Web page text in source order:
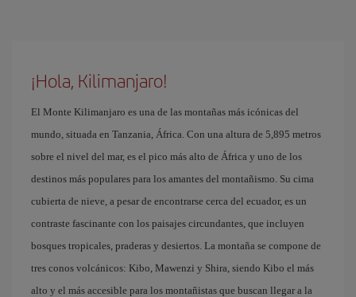
¡Hola, Kilimanjaro!
El Monte Kilimanjaro es una de las montañas más icónicas del
mundo, situada en Tanzania, África. Con una altura de 5,895 metros
sobre el nivel del mar, es el pico más alto de África y uno de los
destinos más populares para los amantes del montañismo. Su cima
cubierta de nieve, a pesar de encontrarse cerca del ecuador, es un
contraste fascinante con los paisajes circundantes, que incluyen
bosques tropicales, praderas y desiertos. La montaña se compone de
tres conos volcánicos: Kibo, Mawenzi y Shira, siendo Kibo el más
alto y el más accesible para los montañistas que buscan llegar a la